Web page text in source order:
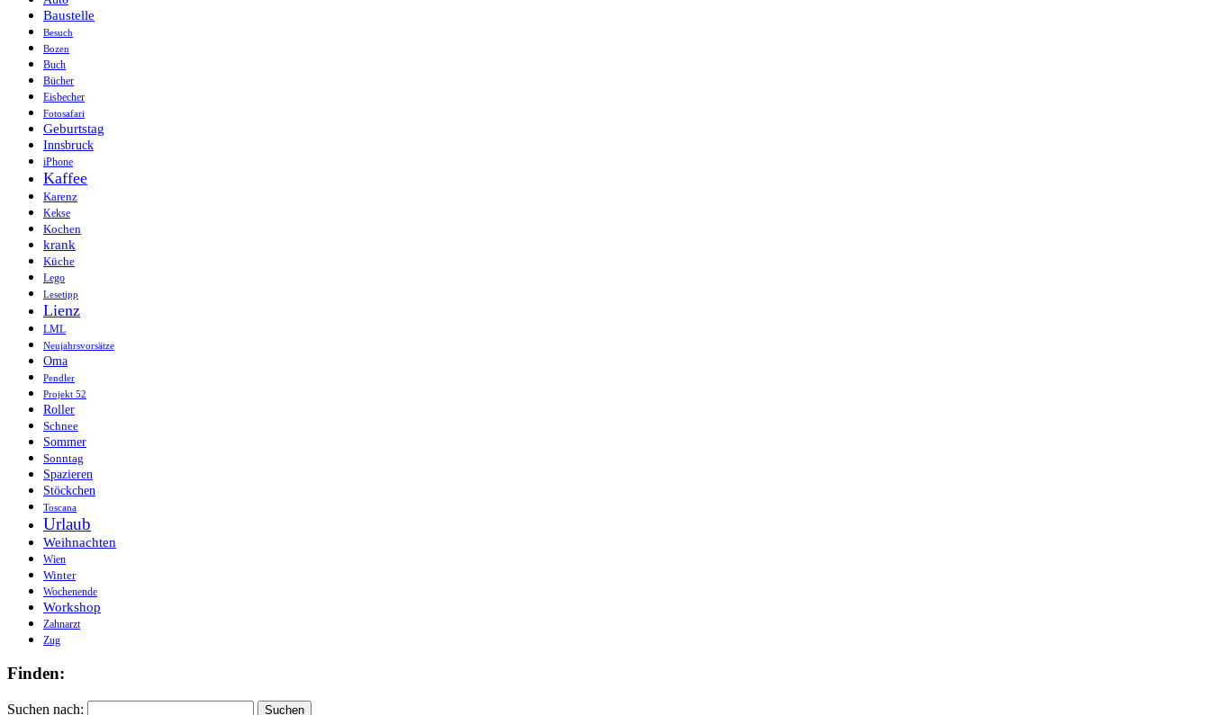
Baustelle
Besuch
Bozen
Buch
Bücher
Eisbecher
Fotosafari
Geburtstag
Innsbruck
iPhone
Kaffee
Karenz
Kekse
Kochen
krank
Küche
Lego
Lesetipp
Lienz
LML
Neujahrsvorsätze
Oma
Pendler
Projekt 52
Roller
Schnee
Sommer
Sonntag
Spazieren
Stöckchen
Toscana
Urlaub
Weihnachten
Wien
Winter
Wochenende
Workshop
Zahnarzt
Zug
Finden:
Suchen nach: